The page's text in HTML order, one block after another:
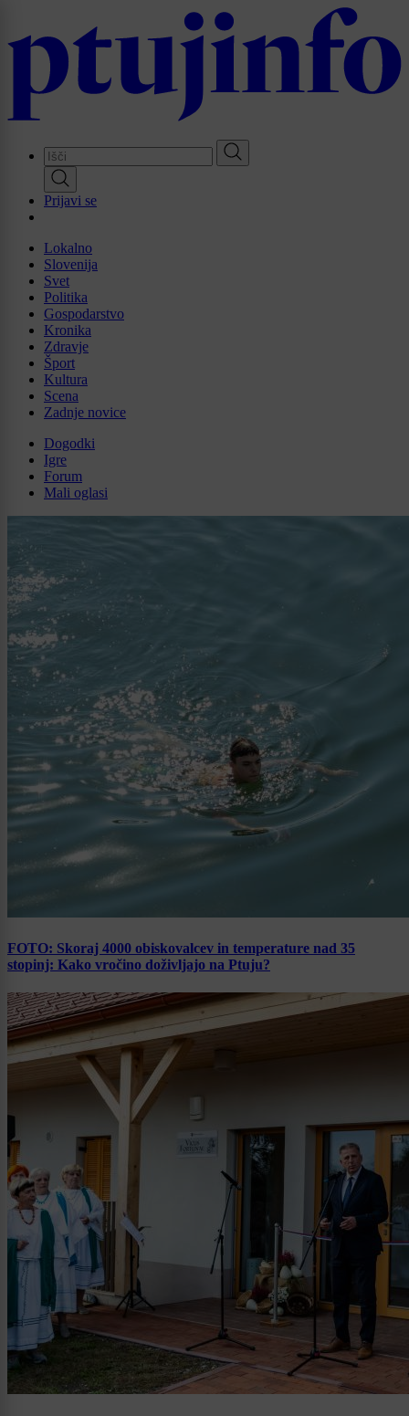
main
Prijavi se
Lokalno
Slovenija
Svet
Politika
Gospodarstvo
Kronika
Zdravje
Šport
Kultura
Scena
Zadnje novice
Dogodki
Igre
Forum
Mali oglasi
FOTO: Skoraj 4000 obiskovalcev in temperature nad 35
stopinj: Kako vročino doživljajo na Ptuju?